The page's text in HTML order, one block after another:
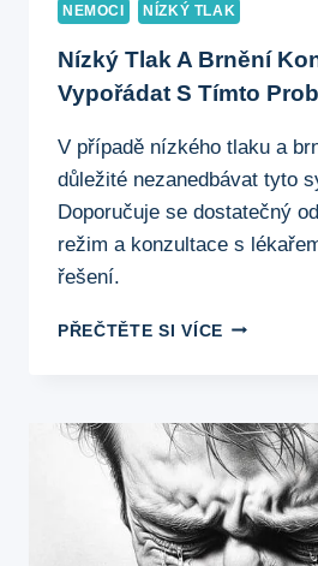
NEMOCI NÍZKÝ TLAK
Nízký Tlak A Brnění
Vypořádat S Tímto
V případě nízkého tlaku a
důležité nezanedbávat tyto
Doporučuje se dostatečný
režim a konzultace s
řešení.
PŘEČTĚTE SI VÍCENÍZKÝ
JAK
SE
S
TÍMTO